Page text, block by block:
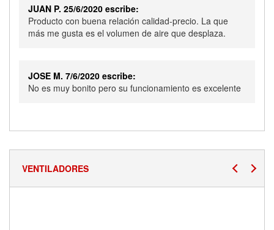
JUAN P. 25/6/2020 escribe:
Producto con buena relación calidad-precio. La que
más me gusta es el volumen de aire que desplaza.
JOSE M. 7/6/2020 escribe:
No es muy bonito pero su funcionamiento es excelente
VENTILADORES